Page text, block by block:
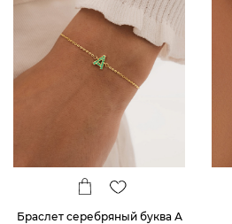
Браслет серебряный буква А